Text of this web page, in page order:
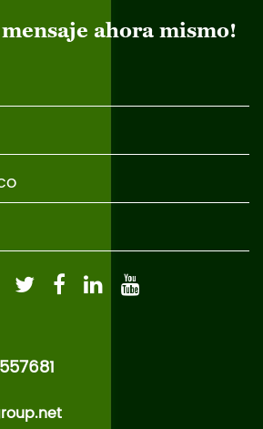
ahora mismo!